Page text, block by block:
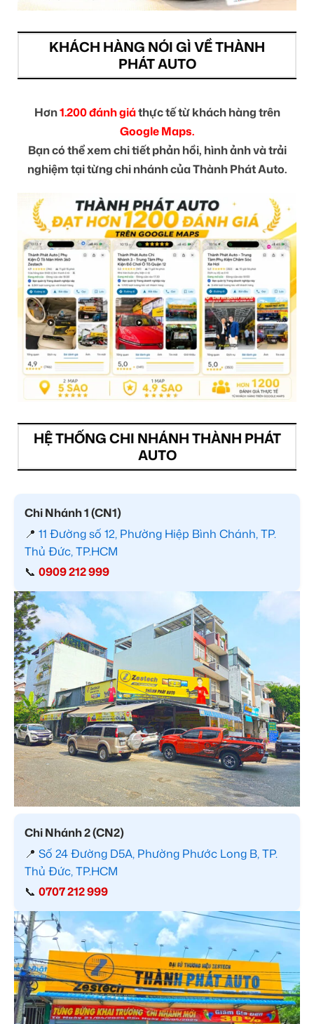
KHÁCH HÀNG NÓI GÌ VỀ THÀNH
PHÁT AUTO
Hơn1.200 đánh giáthực tế từ khách hàng trên
Google Maps.
Bạn có thể xem chi tiết phản hồi, hình ảnh và trải
nghiệm tại từng chi nhánh của Thành Phát Auto.
HỆ THỐNG CHI NHÁNH THÀNH PHÁT
AUTO
Chi Nhánh 1 (CN1)
📍 11 Đường số 12, Phường Hiệp Bình Chánh, TP.
Thủ Đức, TP.HCM
📞 0909 212 999
Chi Nhánh 2 (CN2)
📍 Số 24 Đường D5A, Phường Phước Long B, TP.
Thủ Đức, TP.HCM
📞 0707 212 999